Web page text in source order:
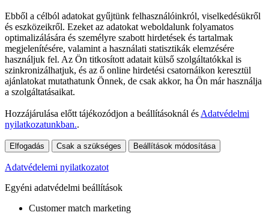
Ebből a célból adatokat gyűjtünk felhasználóinkról, viselkedésükről
és eszközeikről. Ezeket az adatokat weboldalunk folyamatos
optimalizálására és személyre szabott hirdetések és tartalmak
megjelenítésére, valamint a használati statisztikák elemzésére
használjuk fel. Az Ön titkosított adatait külső szolgáltatókkal is
szinkronizálhatjuk, és az ő online hirdetési csatornáikon keresztül
ajánlatokat mutathatunk Önnek, de csak akkor, ha Ön már használja
a szolgáltatásaikat.
Hozzájárulása előtt tájékozódjon a beállításoknál és Adatvédelmi
nyilatkozatunkban..
Elfogadás Csak a szükséges Beállítások módosítása
Adatvédelemi nyilatkozatot
Egyéni adatvédelmi beállítások
Customer match marketing